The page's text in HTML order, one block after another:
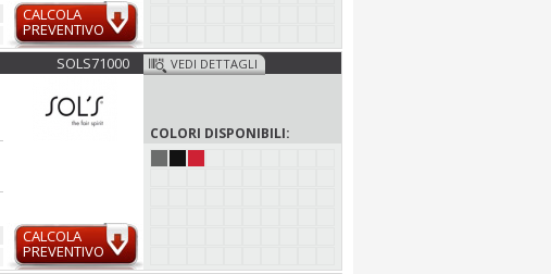
CALCOLA
PREVENTIVO
SOLS71000
CALCOLA
PREVENTIVO
VEDI DETTAGLI
COLORI DISPONIBILI: